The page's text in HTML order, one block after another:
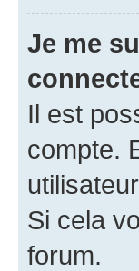
Je me
Il est
compte.
Si cela
forum.